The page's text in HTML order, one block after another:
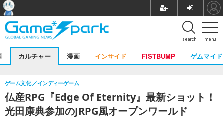
menu
search
カルチャー 漫画 インサイド FISTBUMP ゲムマイド
仏産RPG『Edge Of Eternity』最新ショット！
光田康典参加のJRPG風オープンワールド
ゲーム文化 インディーゲーム